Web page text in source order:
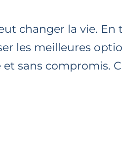
changer la vie.
les meilleures
sans compromis.